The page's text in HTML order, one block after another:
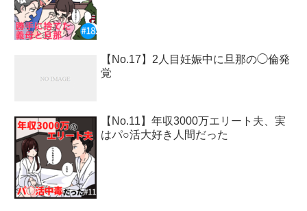
【No.17】2人目妊娠中に旦那の◯倫発
覚
【No.11】年収3000万エリート夫、実
はパ○活大好き人間だった